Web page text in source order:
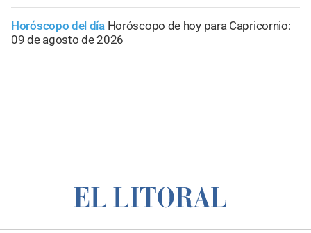
Horóscopo del día Horóscopo de hoy para Capricornio:
09 de agosto de 2026